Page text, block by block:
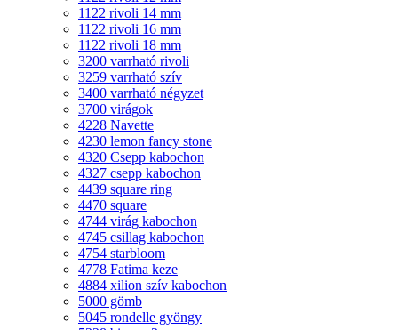
1122 rivoli 14 mm
1122 rivoli 16 mm
1122 rivoli 18 mm
3200 varrható rivoli
3259 varrható szív
3400 varrható négyzet
3700 virágok
4228 Navette
4230 lemon fancy stone
4320 Csepp kabochon
4327 csepp kabochon
4439 square ring
4470 square
4744 virág kabochon
4745 csillag kabochon
4754 starbloom
4778 Fatima keze
4884 xilion szív kabochon
5000 gömb
5045 rondelle gyöngy